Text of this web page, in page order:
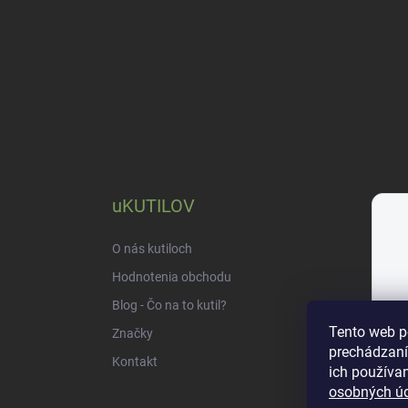
Tento web
ich
osobných
uKUTILOV
O nás kutiloch
Hodnotenia obchodu
Blog - Čo na to kutil?
Značky
Kontakt